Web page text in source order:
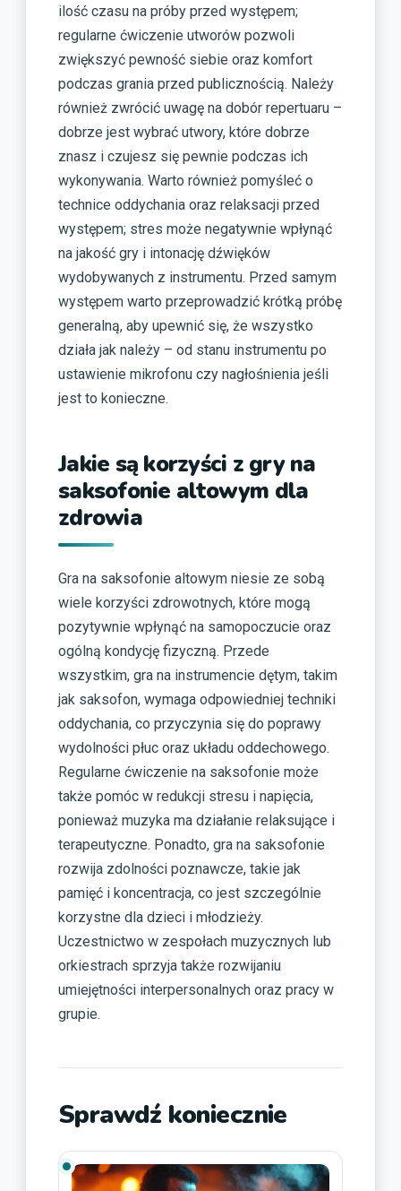
ilość czasu na próby przed występem;
regularne ćwiczenie utworów pozwoli
zwiększyć pewność siebie oraz komfort
podczas grania przed publicznością. Należy
również zwrócić uwagę na dobór repertuaru –
dobrze jest wybrać utwory, które dobrze
znasz i czujesz się pewnie podczas ich
wykonywania. Warto również pomyśleć o
technice oddychania oraz relaksacji przed
występem; stres może negatywnie wpłynąć
na jakość gry i intonację dźwięków
wydobywanych z instrumentu. Przed samym
występem warto przeprowadzić krótką próbę
generalną, aby upewnić się, że wszystko
działa jak należy – od stanu instrumentu po
ustawienie mikrofonu czy nagłośnienia jeśli
jest to konieczne.
Jakie są korzyści z gry na
saksofonie altowym dla
zdrowia
Gra na saksofonie altowym niesie ze sobą
wiele korzyści zdrowotnych, które mogą
pozytywnie wpłynąć na samopoczucie oraz
ogólną kondycję fizyczną. Przede
wszystkim, gra na instrumencie dętym, takim
jak saksofon, wymaga odpowiedniej techniki
oddychania, co przyczynia się do poprawy
wydolności płuc oraz układu oddechowego.
Regularne ćwiczenie na saksofonie może
także pomóc w redukcji stresu i napięcia,
ponieważ muzyka ma działanie relaksujące i
terapeutyczne. Ponadto, gra na saksofonie
rozwija zdolności poznawcze, takie jak
pamięć i koncentracja, co jest szczególnie
korzystne dla dzieci i młodzieży.
Uczestnictwo w zespołach muzycznych lub
orkiestrach sprzyja także rozwijaniu
umiejętności interpersonalnych oraz pracy w
grupie.
Sprawdź koniecznie